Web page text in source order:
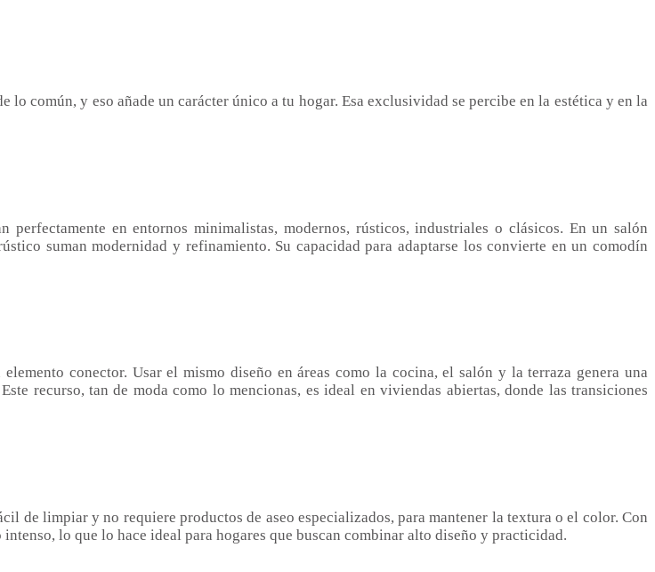
lo común, y eso añade un carácter único a tu hogar. Esa exclusividad se percibe en la estética y en la
perfectamente en entornos minimalistas, modernos, rústicos, industriales o clásicos. En un salón
suman modernidad y refinamiento. Su capacidad para adaptarse los convierte en un comodín
conector. Usar el mismo diseño en áreas como la cocina, el salón y la terraza genera una
recurso, tan de moda como lo mencionas, es ideal en viviendas abiertas, donde las transiciones
de limpiar y no requiere productos de aseo especializados, para mantener la textura o el color. Con
lo que lo hace ideal para hogares que buscan combinar alto diseño y practicidad.